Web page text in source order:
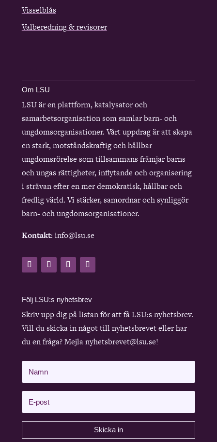
Visselblås
Valberedning & revisorer
Om LSU
LSU är en plattform, katalysator och
samarbetsorganisation som samlar barn- och
ungdomsorganisationer. Vårt uppdrag är att skapa
en stark, motståndskraftig och hållbar
ungdomsrörelse som tillsammans främjar barns
och ungas rättigheter, inflytande och organisering
i strävan efter en mer demokratisk, hållbar och
fredlig värld. Vi stärker, samordnar och synliggör
barn- och ungdomsorganisationer.
Kontakt: info@lsu.se
Följ LSU:s nyhetsbrev
Skriv upp dig på listan för att få LSU:s nyhetsbrev.
Vill du skicka in något till nyhetsbrevet eller har
du en fråga? Mejla nyhetsbrevet@lsu.se!
Skicka in